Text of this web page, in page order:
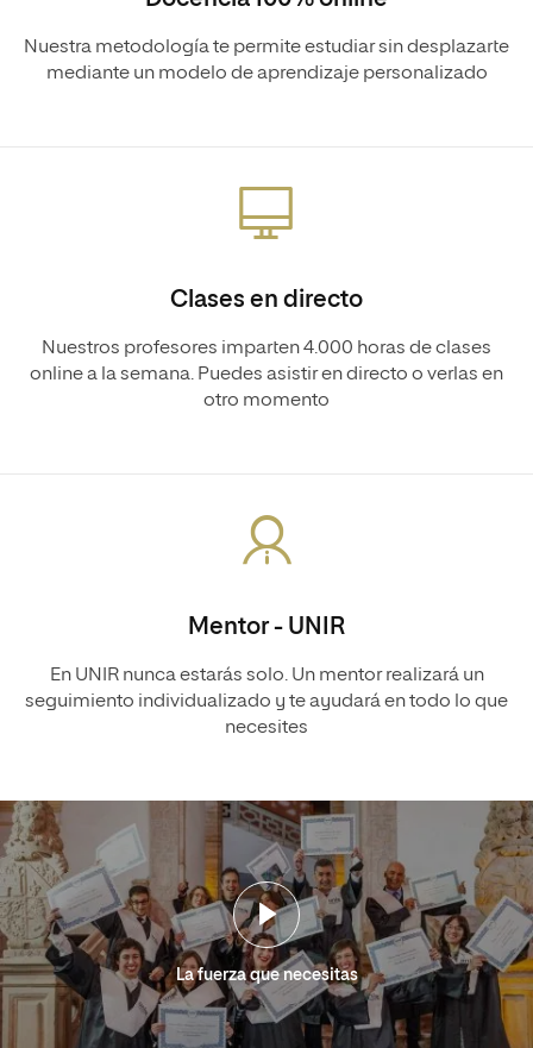
Nuestra metodología te permite estudiar sin desplazarte
mediante un modelo de aprendizaje personalizado
Clases en directo
Nuestros profesores imparten 4.000 horas de clases
online a la semana. Puedes asistir en directo o verlas en
otro momento
Mentor - UNIR
En UNIR nunca estarás solo. Un mentor realizará un
seguimiento individualizado y te ayudará en todo lo que
necesites
La fuerza que necesitas